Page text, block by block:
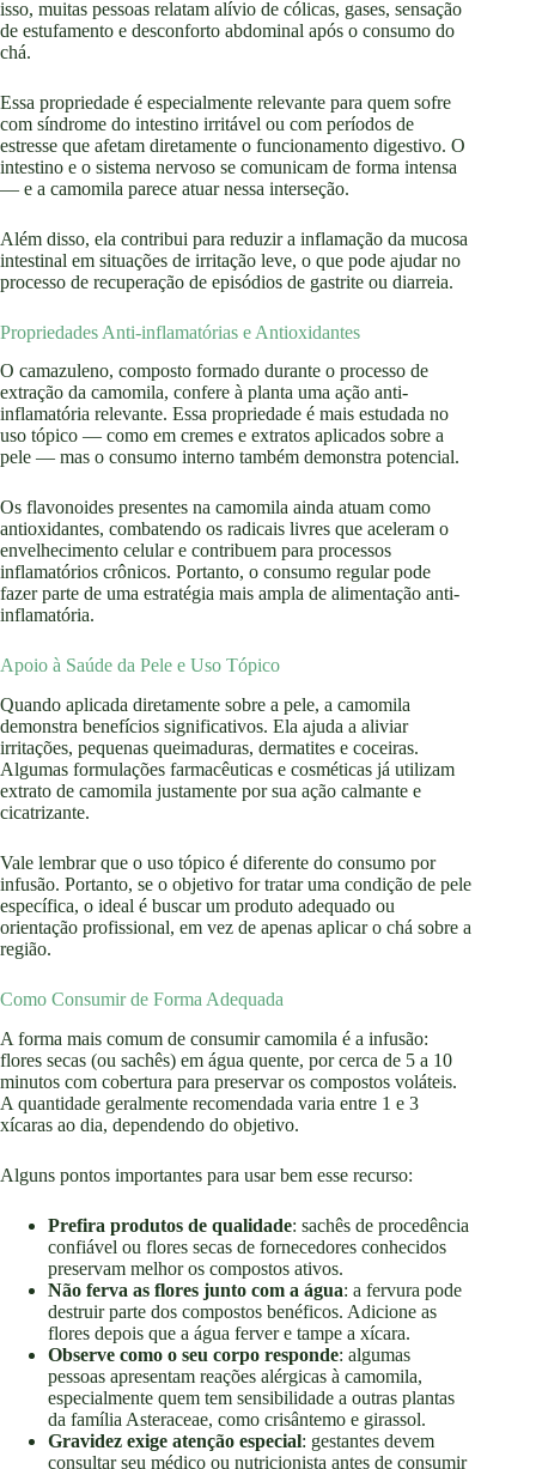
isso, muitas pessoas relatam alívio de cólicas, gases, sensação
de estufamento e desconforto abdominal após o consumo do
chá.
Essa propriedade é especialmente relevante para quem sofre
com síndrome do intestino irritável ou com períodos de
estresse que afetam diretamente o funcionamento digestivo. O
intestino e o sistema nervoso se comunicam de forma intensa
— e a camomila parece atuar nessa interseção.
Além disso, ela contribui para reduzir a inflamação da mucosa
intestinal em situações de irritação leve, o que pode ajudar no
processo de recuperação de episódios de gastrite ou diarreia.
Propriedades Anti-inflamatórias e Antioxidantes
O camazuleno, composto formado durante o processo de
extração da camomila, confere à planta uma ação anti-
inflamatória relevante. Essa propriedade é mais estudada no
uso tópico — como em cremes e extratos aplicados sobre a
pele — mas o consumo interno também demonstra potencial.
Os flavonoides presentes na camomila ainda atuam como
antioxidantes, combatendo os radicais livres que aceleram o
envelhecimento celular e contribuem para processos
inflamatórios crônicos. Portanto, o consumo regular pode
fazer parte de uma estratégia mais ampla de alimentação anti-
inflamatória.
Apoio à Saúde da Pele e Uso Tópico
Quando aplicada diretamente sobre a pele, a camomila
demonstra benefícios significativos. Ela ajuda a aliviar
irritações, pequenas queimaduras, dermatites e coceiras.
Algumas formulações farmacêuticas e cosméticas já utilizam
extrato de camomila justamente por sua ação calmante e
cicatrizante.
Vale lembrar que o uso tópico é diferente do consumo por
infusão. Portanto, se o objetivo for tratar uma condição de pele
específica, o ideal é buscar um produto adequado ou
orientação profissional, em vez de apenas aplicar o chá sobre a
região.
Como Consumir de Forma Adequada
A forma mais comum de consumir camomila é a infusão:
flores secas (ou sachês) em água quente, por cerca de 5 a 10
minutos com cobertura para preservar os compostos voláteis.
A quantidade geralmente recomendada varia entre 1 e 3
xícaras ao dia, dependendo do objetivo.
Alguns pontos importantes para usar bem esse recurso:
Prefira produtos de qualidade: sachês de procedência
confiável ou flores secas de fornecedores conhecidos
preservam melhor os compostos ativos.
Não ferva as flores junto com a água: a fervura pode
destruir parte dos compostos benéficos. Adicione as
flores depois que a água ferver e tampe a xícara.
Observe como o seu corpo responde: algumas
pessoas apresentam reações alérgicas à camomila,
especialmente quem tem sensibilidade a outras plantas
da família Asteraceae, como crisântemo e girassol.
Gravidez exige atenção especial: gestantes devem
consultar seu médico ou nutricionista antes de consumir